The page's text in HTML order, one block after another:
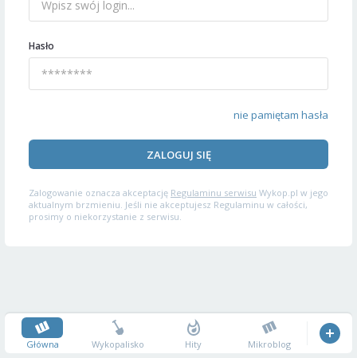
Hasło
nie pamiętam hasła
ZALOGUJ SIĘ
Zalogowanie oznacza akceptację Regulaminu serwisu Wykop.pl w jego
aktualnym brzmieniu. Jeśli nie akceptujesz Regulaminu w całości,
prosimy o niekorzystanie z serwisu.
Główna Wykopalisko Hity Mikroblog